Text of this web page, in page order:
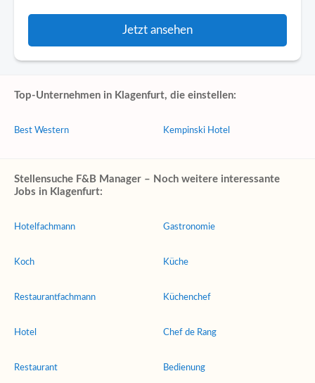
Jetzt ansehen
Top-Unternehmen in Klagenfurt, die einstellen:
Best Western Kempinski Hotel
Stellensuche F&B Manager – Noch weitere interessante
Jobs in Klagenfurt:
Hotelfachmann
Koch
Restaurantfachmann
Hotel
Restaurant
Gastronomie
Küche
Küchenchef
Chef de Rang
Bedienung